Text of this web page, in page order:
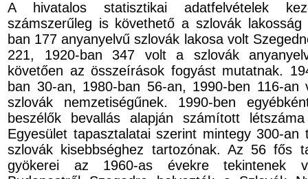
A hivatalos statisztikai adatfelvételek
számszerűleg is követhető a szlovák lakosság
ban 177 anyanyelvű szlovák lakosa volt
221, 1920-ban 347 volt a szlovák
követően az összeírások fogyást mutatnak.
ban 30-an, 1980-ban 56-an, 1990-ben 116-an
szlovák nemzetiségűnek. 1990-ben
beszélők bevallás alapján számított
Egyesület tapasztalatai szerint mintegy 300-an
szlovák kisebbséghez tartozónak. Az 56 fős
gyökerei az 1960-as évekre tekintenek